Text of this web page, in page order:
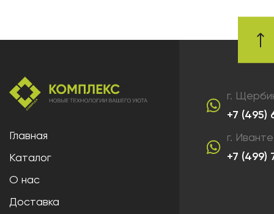
Главная
Каталог
О нас
Доставка
г.
+7 (495)
г.
+7 (499)